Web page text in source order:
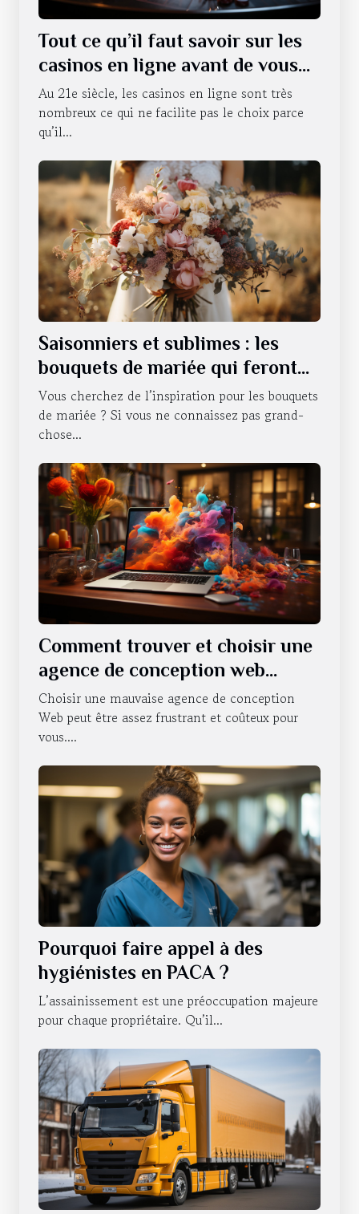
Tout ce qu’il faut savoir sur les
casinos en ligne avant de vous
lancer
Au 21e siècle, les casinos en ligne sont très
nombreux ce qui ne facilite pas le choix parce
qu’il...
Saisonniers et sublimes : les
bouquets de mariée qui feront
battre votre cœur tout au long
de l'année
Vous cherchez de l’inspiration pour les bouquets
de mariée ? Si vous ne connaissez pas grand-
chose...
Comment trouver et choisir une
agence de conception web
professionnelle ?
Choisir une mauvaise agence de conception
Web peut être assez frustrant et coûteux pour
vous....
Pourquoi faire appel à des
hygiénistes en PACA ?
L’assainissement est une préoccupation majeure
pour chaque propriétaire. Qu’il...